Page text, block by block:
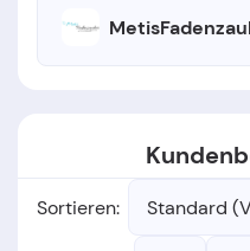
Sortieren: Standard